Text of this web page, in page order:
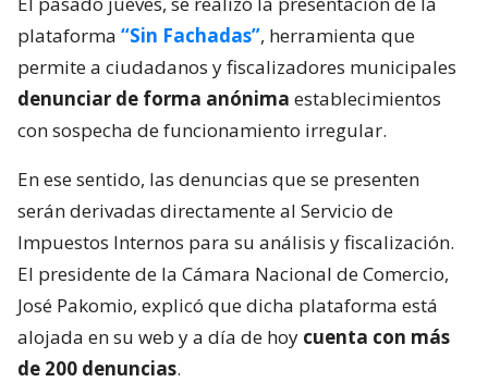
plataforma “Sin Fachadas”, herramienta que
permite a ciudadanos y fiscalizadores municipales
denunciar de forma anónima establecimientos
con sospecha de funcionamiento irregular.
En ese sentido, las denuncias que se presenten
serán derivadas directamente al Servicio de
Impuestos Internos para su análisis y fiscalización.
El presidente de la Cámara Nacional de Comercio,
José Pakomio, explicó que dicha plataforma está
alojada en su web y a día de hoy cuenta con más
de 200 denuncias.